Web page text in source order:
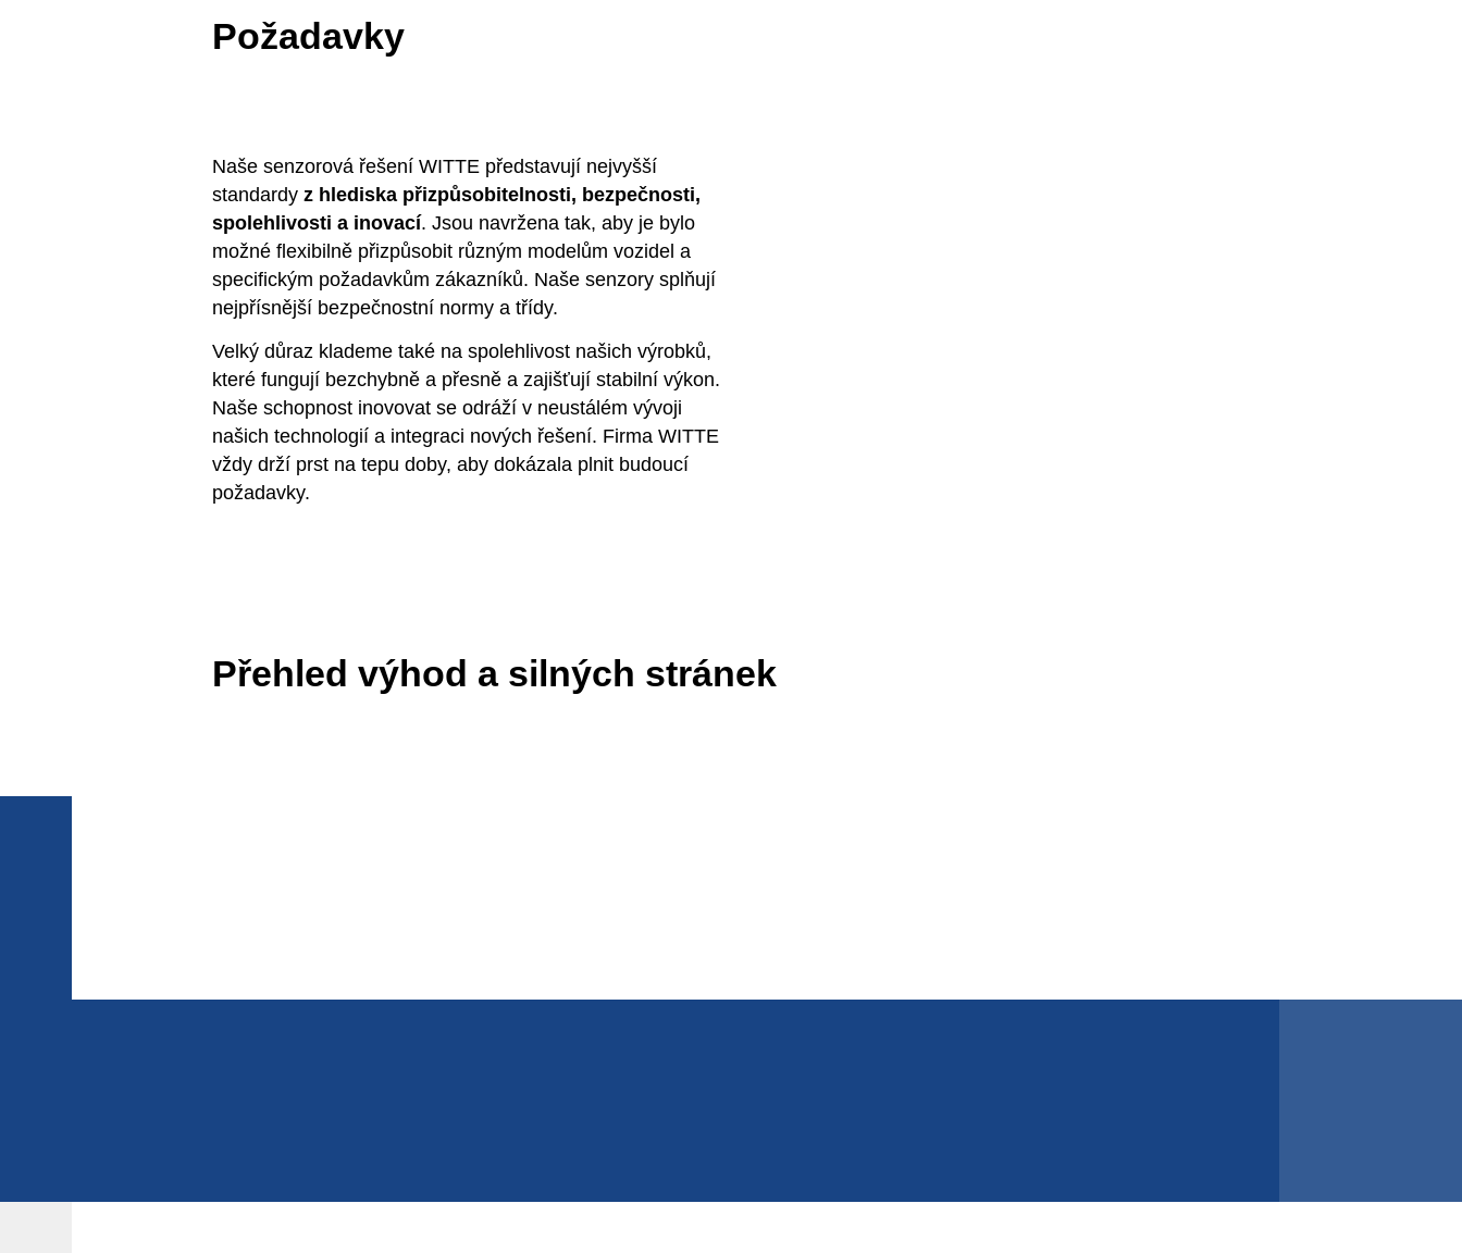
Požadavky
Naše senzorová řešení WITTE představují nejvyšší
standardy z hlediska přizpůsobitelnosti, bezpečnosti,
spolehlivosti a inovací. Jsou navržena tak, aby je bylo
možné flexibilně přizpůsobit různým modelům vozidel a
specifickým požadavkům zákazníků. Naše senzory splňují
nejpřísnější bezpečnostní normy a třídy.
Velký důraz klademe také na spolehlivost našich výrobků,
které fungují bezchybně a přesně a zajišťují stabilní výkon.
Naše schopnost inovovat se odráží v neustálém vývoji
našich technologií a integraci nových řešení. Firma WITTE
vždy drží prst na tepu doby, aby dokázala plnit budoucí
požadavky.
Přehled výhod a silných stránek